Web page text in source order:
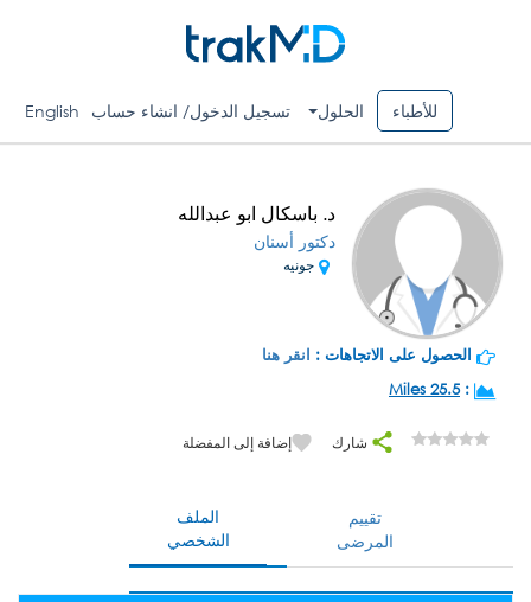
للأطباء الحلول تسجيل الدخول/ انشاء حساب English
د. باسكال ابو عبدالله
دكتور أسنان
جونيه
الحصول على الاتجاهات : انقر هنا
:
25.5 Miles
شارك إضافة إلى المفضلة
الملف
الشخصي
تقييم
المرضى